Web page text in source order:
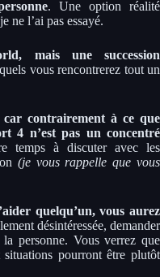
. Une option réalité
ne l’ai pas essayé.
mais une succession
vous rencontrerez tout un
car contrairement à ce que
4 n’est pas un concentré
temps à discuter avec les
(je vous rappelle que vous
quelqu’un, vous aurez
désintéressée, demander
personne. Vous verrez que
pourront être plutôt